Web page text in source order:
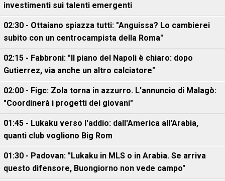
investimenti sui talenti emergenti
02:30 - Ottaiano spiazza tutti: "Anguissa? Lo cambierei
subito con un centrocampista della Roma"
02:15 - Fabbroni: "Il piano del Napoli è chiaro: dopo
Gutierrez, via anche un altro calciatore"
02:00 - Figc: Zola torna in azzurro. L'annuncio di Malagò:
"Coordinerà i progetti dei giovani"
01:45 - Lukaku verso l'addio: dall'America all'Arabia,
quanti club vogliono Big Rom
01:30 - Padovan: "Lukaku in MLS o in Arabia. Se arriva
questo difensore, Buongiorno non vede campo"